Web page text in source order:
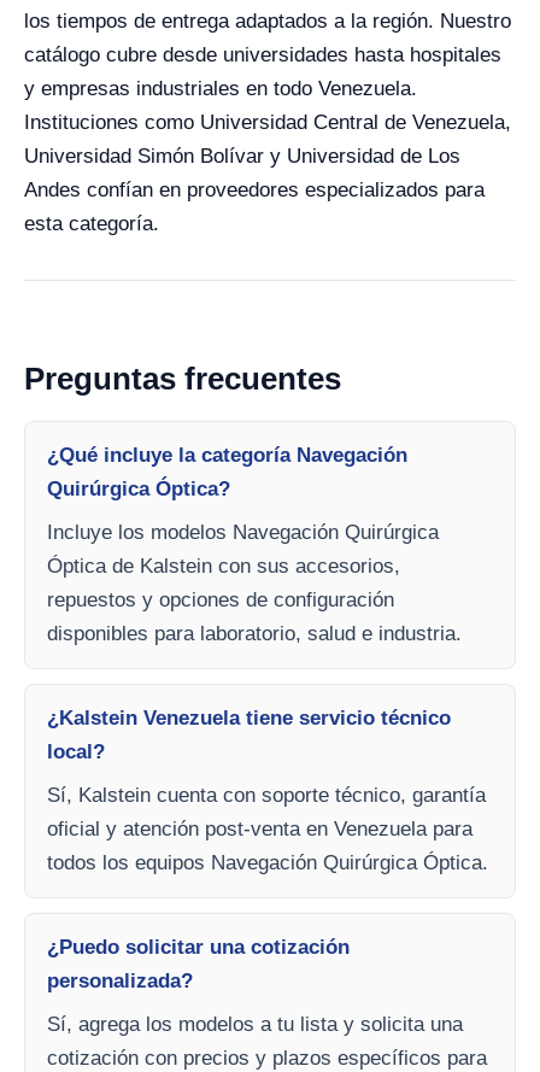
los tiempos de entrega adaptados a la región. Nuestro
catálogo cubre desde universidades hasta hospitales
y empresas industriales en todo Venezuela.
Instituciones como Universidad Central de Venezuela,
Universidad Simón Bolívar y Universidad de Los
Andes confían en proveedores especializados para
esta categoría.
Preguntas frecuentes
¿Qué incluye la categoría Navegación
Quirúrgica Óptica?
Incluye los modelos Navegación Quirúrgica
Óptica de Kalstein con sus accesorios,
repuestos y opciones de configuración
disponibles para laboratorio, salud e industria.
¿Kalstein Venezuela tiene servicio técnico
local?
Sí, Kalstein cuenta con soporte técnico, garantía
oficial y atención post-venta en Venezuela para
todos los equipos Navegación Quirúrgica Óptica.
¿Puedo solicitar una cotización
personalizada?
Sí, agrega los modelos a tu lista y solicita una
cotización con precios y plazos específicos para